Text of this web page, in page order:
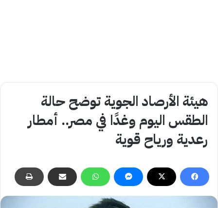
هيئة الأرصاد الجوية توضح حالة
الطقس اليوم وغدًا في مصر.. أمطار
رعدية ورياح قوية